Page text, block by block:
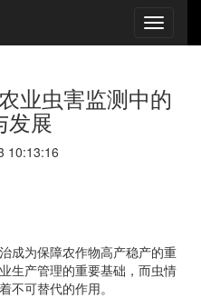
业虫害监测中的
发展
10:13:16
成为保障农作物高产稳产的重
生产管理的重要基础，而虫情
不可替代的作用。